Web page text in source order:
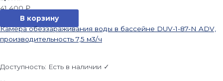
41 400₽
В корзину
Камера обеззараживания воды в бассейне DUV-1-87-N ADV,
производительность 7,5 м3/ч
Доступность: Есть в наличии ✓